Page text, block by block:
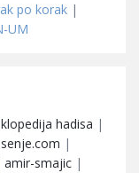
po korak |
UM
hadisa |
|
amir-smajic |